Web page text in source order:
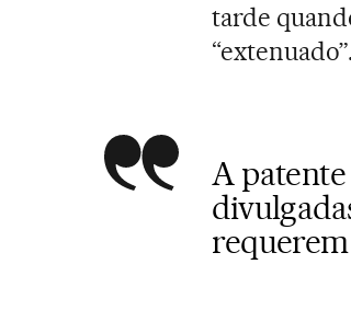
tarde
“extenuado”.
A